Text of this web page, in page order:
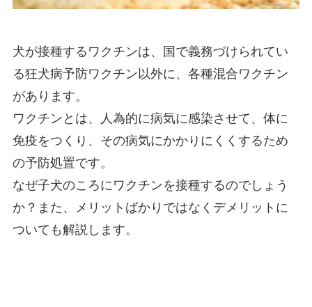
犬が接種するワクチンは、国で義務づけられてい
る狂犬病予防ワクチン以外に、各種混合ワクチン
があります。
ワクチンとは、人為的に病気に感染させて、体に
免疫をつくり、その病気にかかりにくくするため
の予防処置です。
なぜ子犬のころにワクチンを接種するのでしょう
か？また、メリットばかりではなくデメリットに
ついても解説します。